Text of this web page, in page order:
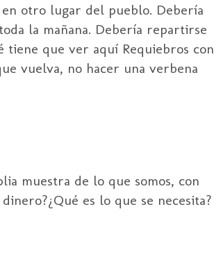
otro lugar del pueblo. Debería
la mañana. Debería repartirse
tiene que ver aquí Requiebros con
vuelva, no hacer una verbena
muestra de lo que somos, con
es lo que se necesita?